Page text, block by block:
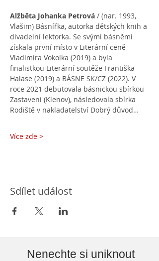
Alžběta Johanka Petrová / (nar. 1993,
Vlašim) Básnířka, autorka dětských knih a
divadelní lektorka. Se svými básněmi
získala první místo v Literární ceně
Vladimíra Vokolka (2019) a byla
finalistkou Literární soutěže Františka
Halase (2019) a BÁSNE SK/CZ (2022). V
roce 2021 debutovala básnickou sbírkou
Zastaveni (Klenov), následovala sbírka
Rodiště v nakladatelství Dobrý důvod…
Více zde >
Sdílet událost
Nenechte si uniknout